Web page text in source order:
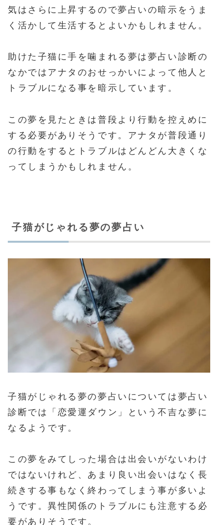
気はさらに上昇するので夢占いの暗示をうま
く活かして生活するとよいかもしれません。
助けた子猫に手を噛まれる夢は夢占い診断の
なかではアナタのおせっかいによって他人と
トラブルになる事を暗示しています。
この夢を見たときは普段より行動を控えめに
する必要がありそうです。アナタが普段通り
の行動をするとトラブルはどんどん大きくな
ってしまうかもしれません。
子猫がじゃれる夢の夢占い
子猫がじゃれる夢の夢占いについては夢占い
診断では「恋愛運ダウン」という不吉な夢に
なるようです。
この夢をみてしった場合は出会いがないわけ
ではないけれど、あまり良い出会いはなく長
続きする事もなく終わってしまう事が多いよ
うです。異性関係のトラブルにも注意する必
要がありそうです。